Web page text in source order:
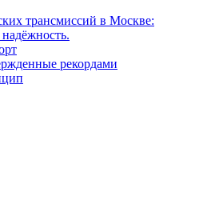
трансмиссий в Москве:
рекордами